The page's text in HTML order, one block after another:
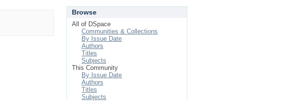
Browse
All of DSpace
Communities & Collections
By Issue Date
Authors
Titles
Subjects
This Community
By Issue Date
Authors
Titles
Subjects